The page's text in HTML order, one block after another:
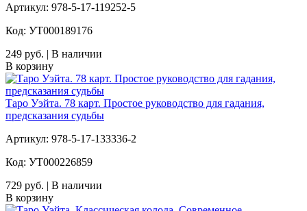
Артикул: 978-5-17-119252-5
Код: УТ000189176
249 руб. | В наличии
В корзину
Таро Уэйта. 78 карт. Простое руководство для гадания,
предсказания судьбы
Артикул: 978-5-17-133336-2
Код: УТ000226859
729 руб. | В наличии
В корзину